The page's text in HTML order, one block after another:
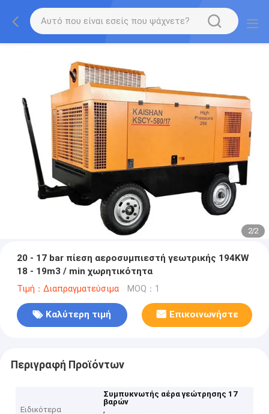
2/2
20 - 17 bar πίεση αεροσυμπιεστή γεωτρικής 194KW
18 - 19m3 / min χωρητικότητα
Τιμή：Διαπραγματεύσιμα MOQ：1
Καλύτερη τιμή Επικοινωνήστε
Περιγραφή Προϊόντων
Ειδικότερα
Συμπυκνωτής αέρα γεώτρησης 17
βαρών
,